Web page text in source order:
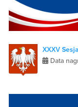
XXXV
Data